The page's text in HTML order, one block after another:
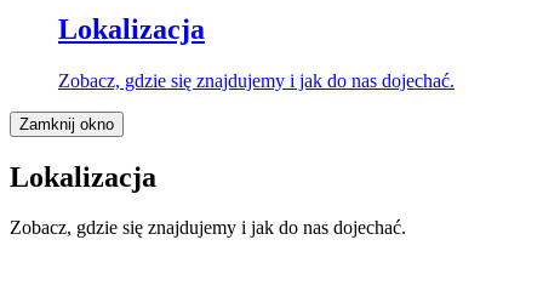
Lokalizacja
Zobacz, gdzie się znajdujemy i jak do nas dojechać.
Zamknij okno
Lokalizacja
Zobacz, gdzie się znajdujemy i jak do nas dojechać.